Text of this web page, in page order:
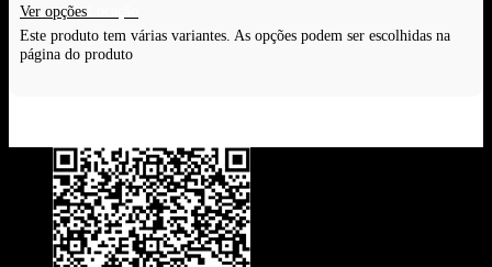
Ver opções
Este produto tem várias variantes. As opções podem ser escolhidas na
página do produto